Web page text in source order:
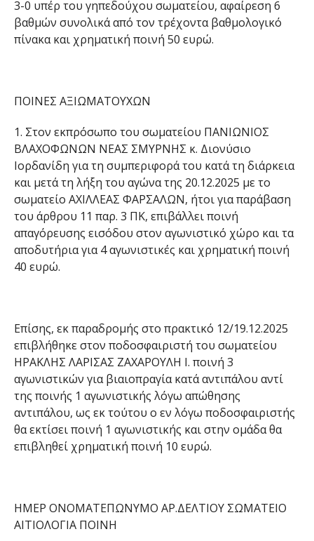
3-0 υπέρ του γηπεδούχου σωματείου, αφαίρεση 6
βαθμών συνολικά από τον τρέχοντα βαθμολογικό
πίνακα και χρηματική ποινή 50 ευρώ.
ΠΟΙΝΕΣ ΑΞΙΩΜΑΤΟΥΧΩΝ
1. Στον εκπρόσωπο του σωματείου ΠΑΝΙΩΝΙΟΣ
ΒΛΑΧΟΦΩΝΩΝ ΝΕΑΣ ΣΜΥΡΝΗΣ κ. Διονύσιο
Ιορδανίδη για τη συμπεριφορά του κατά τη διάρκεια
και μετά τη λήξη του αγώνα της 20.12.2025 με το
σωματείο ΑΧΙΛΛΕΑΣ ΦΑΡΣΑΛΩΝ, ήτοι για παράβαση
του άρθρου 11 παρ. 3 ΠΚ, επιβάλλει ποινή
απαγόρευσης εισόδου στον αγωνιστικό χώρο και τα
αποδυτήρια για 4 αγωνιστικές και χρηματική ποινή
40 ευρώ.
Επίσης, εκ παραδρομής στο πρακτικό 12/19.12.2025
επιβλήθηκε στον ποδοσφαιριστή του σωματείου
ΗΡΑΚΛΗΣ ΛΑΡΙΣΑΣ ΖΑΧΑΡΟΥΛΗ Ι. ποινή 3
αγωνιστικών για βιαιοπραγία κατά αντιπάλου αντί
της ποινής 1 αγωνιστικής λόγω απώθησης
αντιπάλου, ως εκ τούτου ο εν λόγω ποδοσφαιριστής
θα εκτίσει ποινή 1 αγωνιστικής και στην ομάδα θα
επιβληθεί χρηματική ποινή 10 ευρώ.
ΗΜΕΡ ΟΝΟΜΑΤΕΠΩΝΥΜΟ ΑΡ.ΔΕΛΤΙΟΥ ΣΩΜΑΤΕΙΟ
ΑΙΤΙΟΛΟΓΙΑ ΠΟΙΝΗ